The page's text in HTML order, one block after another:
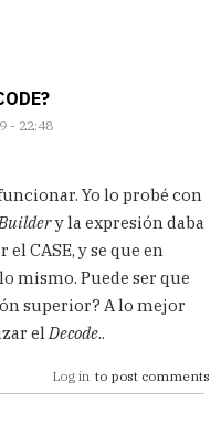
- 22:48
Yo lo probé con
y la expresión daba
CASE, y se que en
mismo. Puede ser que
superior? A lo mejor
elDecode..
Log in to post comments